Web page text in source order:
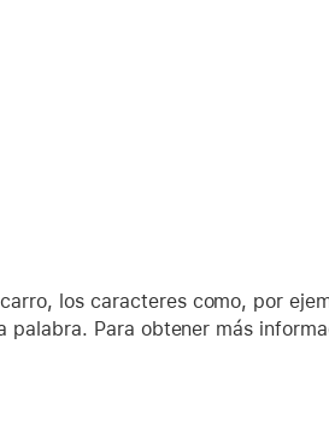
los caracteres como, por
Para obtener más